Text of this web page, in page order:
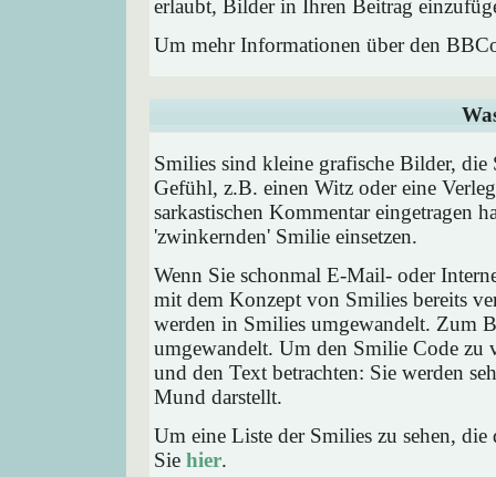
erlaubt, Bilder in Ihren Beitrag
Um mehr Informationen über den
Smilies sind kleine grafische Bilder,
Gefühl, z.B. einen Witz oder eine
sarkastischen Kommentar eingetragen
'zwinkernden' Smilie einsetzen.
Wenn Sie schonmal E-Mail- oder
mit dem Konzept von Smilies bereits
werden in Smilies umgewandelt. Zum
umgewandelt. Um den Smilie Code zu
und den Text betrachten: Sie werden
Mund darstellt.
Um eine Liste der Smilies zu sehen,
Sie hier.